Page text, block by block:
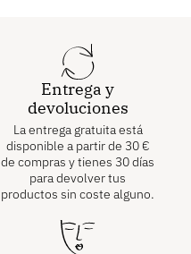
Entrega y
devoluciones
La entrega gratuita está
disponible a partir de 30 €
de compras y tienes 30 días
para devolver tus
productos sin coste alguno.